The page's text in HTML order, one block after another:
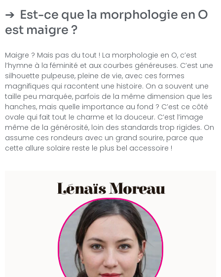
Est-ce que la morphologie en O
est maigre ?
Maigre ? Mais pas du tout ! La morphologie en O, c’est
l’hymne à la féminité et aux courbes généreuses. C’est une
silhouette pulpeuse, pleine de vie, avec ces formes
magnifiques qui racontent une histoire. On a souvent une
taille peu marquée, parfois de la même dimension que les
hanches, mais quelle importance au fond ? C’est ce côté
ovale qui fait tout le charme et la douceur. C’est l’image
même de la générosité, loin des standards trop rigides. On
assume ces rondeurs avec un grand sourire, parce que
cette allure solaire reste le plus bel accessoire !
Lénaïs Moreau